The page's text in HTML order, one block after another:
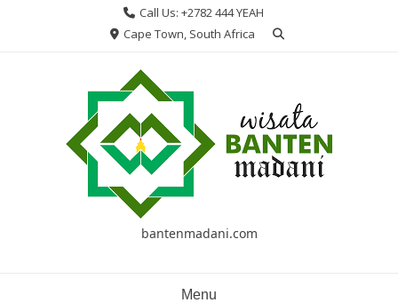
Call Us: +2782 444 YEAH
Cape Town, South Africa
bantenmadani.com
Menu